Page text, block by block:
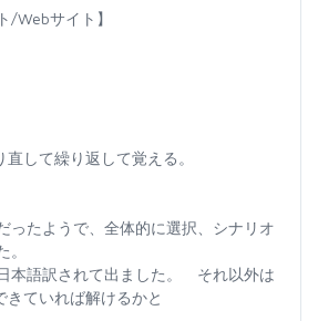
/Webサイト】
して繰り返して覚える。
ったようで、全体的に選択、シナリオ
本語訳されて出ました。 それ以外は
ていれば解けるかと